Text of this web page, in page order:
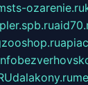
ozarenie.ru
dalakony.ru